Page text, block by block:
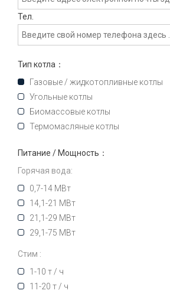
Тел.
Тип котла：
Газовые / жидкотопливные котлы
Угольные котлы
Биомассовые котлы
Термомасляные котлы
Питание / Мощность：
Горячая вода:
0,7-14 МВт
14,1-21 МВт
21,1-29 МВт
29,1-75 МВт
Стим :
1-10 т / ч
11-20 т / ч